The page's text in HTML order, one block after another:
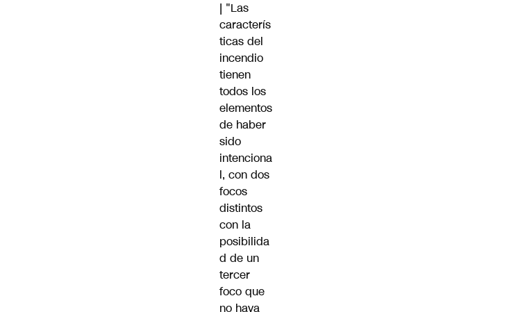
| "Las
caracterís
ticas del
incendio
tienen
todos los
elementos
de haber
sido
intenciona
l, con dos
focos
distintos
con la
posibilida
d de un
tercer
foco que
no haya